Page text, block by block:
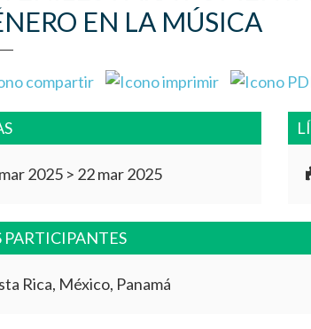
EN LA MÚSICA
2025 > 22 mar 2025
PARTICIPANTES
Rica, México, Panamá